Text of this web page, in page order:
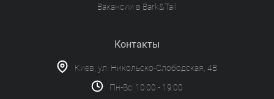
Вакансии в Bark&Tail
Контакты
Киев, ул. Никольско-Слободская, 4В
Пн-Вс: 10:00 - 19:00